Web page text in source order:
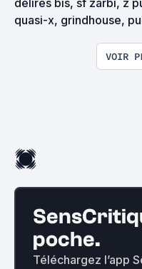
délires bis, sf zarbi, z
quasi-x, grindhouse,
VOIR
poche.
Téléchargez l’app